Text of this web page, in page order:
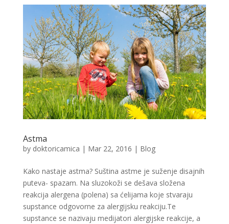
Astma
by doktoricamica | Mar 22, 2016 | Blog
Kako nastaje astma? Suština astme je suženje disajnih
puteva- spazam. Na sluzokoži se dešava složena
reakcija alergena (polena) sa ćelijama koje stvaraju
supstance odgovorne za alergijsku reakciju.Te
supstance se nazivaju medijatori alergijske reakcije, a